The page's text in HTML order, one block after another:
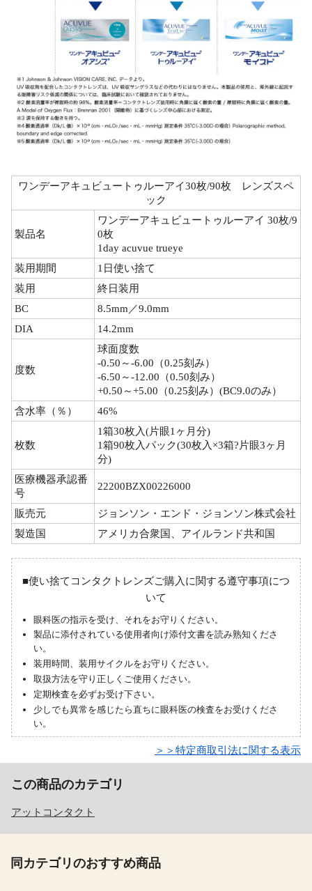
ワンデーアキュビュートゥルーアイ30枚/90枚 レンズスペ
ック
製品名
ワンデーアキュビュートゥルーアイ 30枚/9
0枚
1day acuvue trueye
装用期間
1日使い捨て
装用
終日装用
BC
8.5mm／9.0mm
DIA
14.2mm
度数
球面度数
-0.50～-6.00（0.25刻み）
-6.50～-12.00（0.50刻み）
+0.50～+5.00（0.25刻み）(BC9.0のみ）
含水率（％）
46%
枚数
1箱30枚入(片眼1ヶ月分)
1箱90枚入パック(30枚入×3箱?片眼3ヶ月
分)
医療機器承認番
号
22200BZX00226000
販売元
ジョンソン・エンド・ジョンソン株式会社
製造国
アメリカ合衆国、アイルランド共和国
■使い捨てコンタクトレンズご購入に関する遵守事項につ
いて
眼科医の指示を受け、それをお守りください。
製品に添付されている使用者向け添付文書を読み熟知くださ
い。
装用時間、装用サイクルをお守りください。
取扱方法を守り正しくご使用ください。
定期検査を必ずお受け下さい。
少しでも異常を感じたら直ちに眼科医の検査をお受けくださ
い。
＞＞特定商取引法に関する表示
この商品のカテゴリ
アットコンタクト
同カテゴリのおすすめ商品